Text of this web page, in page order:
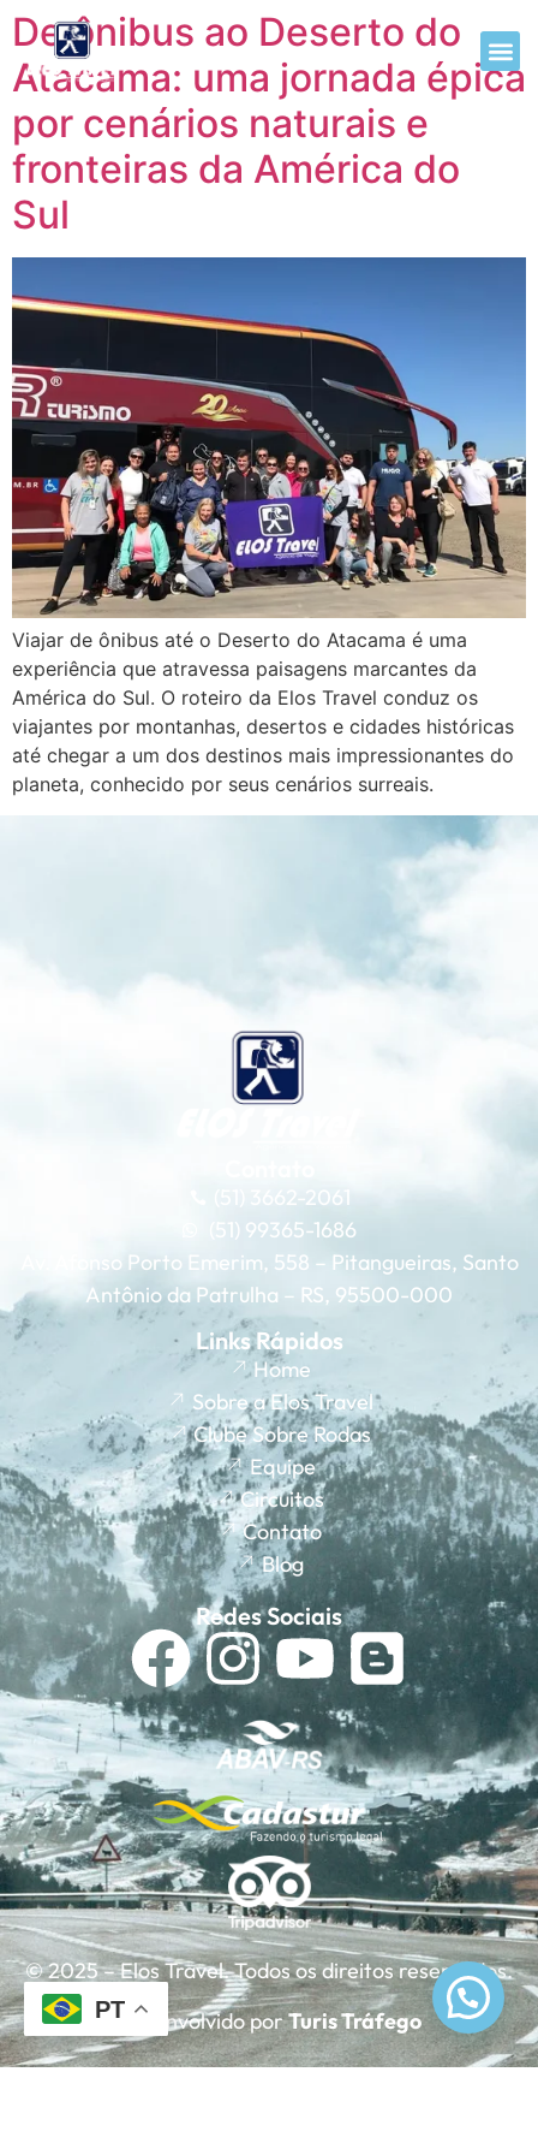
De ônibus ao Deserto do
Atacama: uma jornada épica
por cenários naturais e
fronteiras da América do
Sul
Viajar de ônibus até o Deserto do Atacama é uma
experiência que atravessa paisagens marcantes da
América do Sul. O roteiro da Elos Travel conduz os
viajantes por montanhas, desertos e cidades históricas
até chegar a um dos destinos mais impressionantes do
planeta, conhecido por seus cenários surreais.
(51) 3662-2061
(51) 99365-1686
Av. Afonso Porto Emerim, 558 – Pitangueiras, Santo
Antônio da Patrulha – RS, 95500-000
Links Rápidos
Home
Sobre a Elos Travel
Clube Sobre Rodas
Equipe
Circuitos
Contato
Blog
Redes Sociais
© 2025 – Elos Travel. Todos os direitos reservados.
Desenvolvido porTuris Tráfego
PT